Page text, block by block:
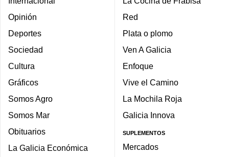
Opinión
Deportes
Sociedad
Cultura
Gráficos
Somos Agro
Somos Mar
Obituarios
La Galicia Económica
Red
Plata o plomo
Ven A Galicia
Enfoque
Vive el Camino
La Mochila Roja
Galicia Innova
SUPLEMENTOS
Mercados